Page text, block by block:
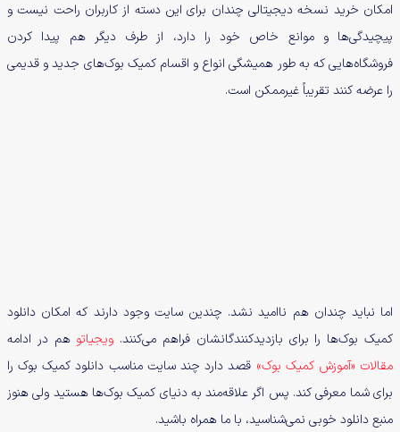
امکان خرید نسخه دیجیتالی چندان برای این دسته از کاربران راحت نیست و
پیچیدگی‌ها و موانع خاص خود را دارد، از طرف دیگر هم پیدا کردن
فروشگاه‌هایی که به طور همیشگی انواع و اقسام کمیک بوک‌های جدید و قدیمی
را عرضه کنند تقریباً غیرممکن است.
اما نباید چندان هم ناامید نشد. چندین سایت وجود دارند که امکان دانلود
کمیک بوک‌ها را برای بازدیدکنندگانشان فراهم می‌کنند. ویجیاتو هم در ادامه
مقالات «آموزش کمیک بوک» قصد دارد چند سایت مناسب دانلود کمیک بوک را
برای شما معرفی کند. پس اگر علاقه‌مند به دنیای کمیک بوک‌ها هستید ولی هنوز
منبع دانلود خوبی نمی‌شناسید، با ما همراه باشید.